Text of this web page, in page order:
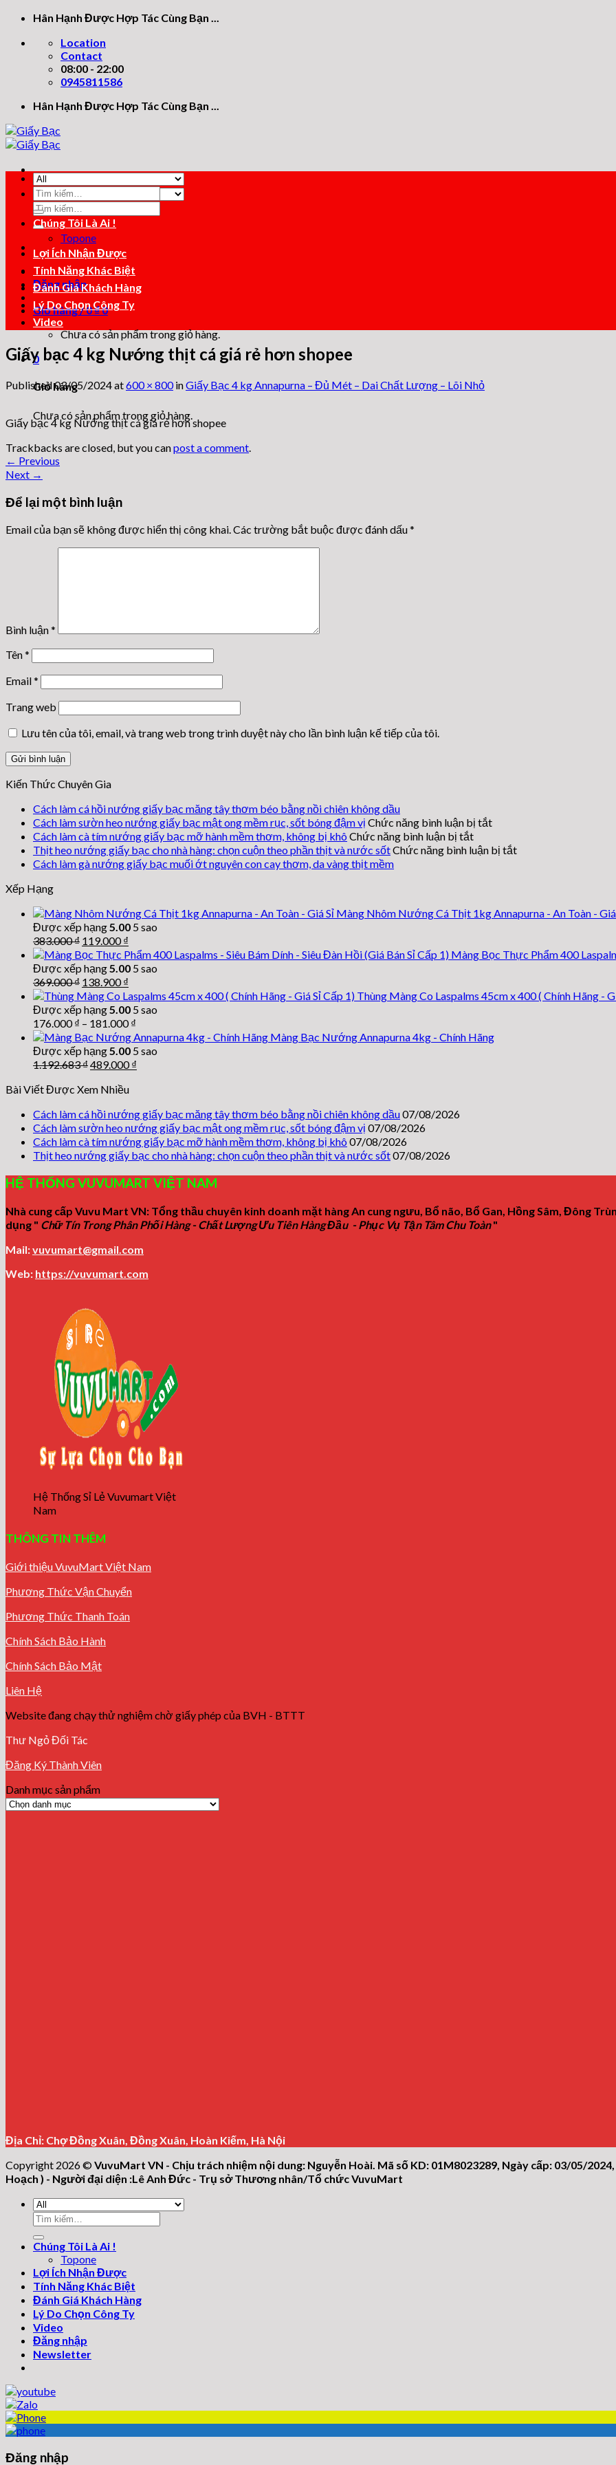
Skip
content
Hân Hạnh Được Hợp Tác Cùng Bạn ...
Location
Contact
08:00 - 22:00
0945811586
Hân Hạnh Được Hợp Tác Cùng Bạn ...
Tìm
kiếm:
Đăng nhập
Giỏ hàng /0₫0
Chưa có sản phẩm trong giỏ hàng.
0
Giỏ hàng
Chưa có sản phẩm trong giỏ hàng.
Tìm
kiếm:
Chúng Tôi Là Ai !
Topone
Lợi Ích Nhận Được
Tính Năng Khác Biệt
Đánh Giá Khách Hàng
Lý Do Chọn Công Ty
Video
Giấy bạc 4 kg Nướng thịt cá giá rẻ hơn shopee
Published03/05/2024at600 × 800inGiấy Bạc 4 kg Annapurna – Đủ Mét – Dai Chất Lượng – Lõi Nhỏ
Giấy bạc 4 kg Nướng thịt cá giá rẻ hơn shopee
Trackbacks are closed, but you canpost a comment.
← Previous
Next →
Để lại một bình luận
Email của bạn sẽ không được hiển thị công khai.Các trường bắt buộc được đánh dấu*
Bình luận*
Tên*
Email*
Trang web
Lưu tên của tôi, email, và trang web trong trình duyệt này cho lần bình luận kế tiếp của tôi.
Kiến Thức Chuyên Gia
Cách làm cá hồi nướng giấy bạc măng tây thơm béo bằng nồi chiên không dầu
Cách làm sườn heo nướng giấy bạc mật ong mềm rục, sốt bóng đậm vị Chức năng bình luận bị tắtở
làm
bạc
mềm
bóng
Cách làm cà tím nướng giấy bạc mỡ hành mềm thơm, không bị khô Chức năng bình luận bị tắtở
Cách
giấy
hành
không
Thịt heo nướng giấy bạc cho nhà hàng: chọn cuộn theo phần thịt và nước sốtChức năng bình luận bị tắtở
bạc
hàng:
theo
Cách làm gà nướng giấy bạc muối ớt nguyên con cay thơm, da vàng thịt mềm
Xếp Hạng
Màng Nhôm Nướng Cá Thịt 1kg Annapurna - An Toàn -
Được xếp hạng5.00 5 sao
383.000₫ Giá
gốc
là:
383.000 ₫.
119.000₫
hiện
tại
119.000 ₫.
Màng Bọc Thực Phẩm 400
Được xếp hạng5.00 5 sao
369.000₫ Giá
gốc
là:
369.000 ₫.
138.900₫
hiện
tại
là:
138.900 ₫.
Thùng Màng Co Laspalms 45cm x 400 ( Chính Hãng -
Được xếp hạng5.00 5 sao
176.000₫ – 181.000₫
Màng Bạc Nướng Annapurna 4kg - Chính Hãng
Được xếp hạng5.00 5 sao
1.192.683₫Giá
là:
489.000₫
489.000 ₫.
Bài Viết Được Xem Nhiều
Cách làm cá hồi nướng giấy bạc măng tây thơm béo bằng nồi chiên không dầu07/08/2026
Cách làm sườn heo nướng giấy bạc mật ong mềm rục, sốt bóng đậm vị 07/08/2026
Cách làm cà tím nướng giấy bạc mỡ hành mềm thơm, không bị khô 07/08/2026
Thịt heo nướng giấy bạc cho nhà hàng: chọn cuộn theo phần thịt và nước sốt07/08/2026
HỆ THỐNG VUVUMART VIỆT NAM
Nhà cung cấp Vuvu Mart VN: Tổng thầu chuyên kinh doanh mặt hàng An cung ngưu, Bổ não, Bổ Gan, Hồng Sâm, Đông
dụng " Chữ Tín Trong Phân Phối Hàng - Chất Lượng Ưu Tiên Hàng Đầu - Phục Vụ Tận Tâm Chu Toàn"
Mail:vuvumart@gmail.com
Web: https://vuvumart.com
Hệ Thống Sỉ Lẻ Vuvumart Việt
Nam
THÔNG TIN THÊM
Giới thiệu VuvuMart Việt Nam
Phương Thức Vận Chuyển
Phương Thức Thanh Toán
Chính Sách Bảo Hành
Chính Sách Bảo Mật
Liên Hệ
Website đang chạy thử nghiệm chờ giấy phép của BVH - BTTT
Thư Ngỏ Đối Tác
Đăng Ký Thành Viên
Danh mục sản phẩm
Địa Chỉ: Chợ Đồng Xuân, Đồng Xuân, Hoàn Kiếm, Hà Nội
Copyright 2026 © VuvuMart VN - Chịu trách nhiệm nội dung: Nguyễn Hoài. Mã số KD: 01M8023289, Ngày cấp: 03/05/
Hoạch ) - Người đại diện :Lê Anh Đức - Trụ sở Thương nhân/Tổ chức VuvuMart
Tìm
kiếm:
Chúng Tôi Là Ai !
Topone
Lợi Ích Nhận Được
Tính Năng Khác Biệt
Đánh Giá Khách Hàng
Lý Do Chọn Công Ty
Video
Đăng nhập
Newsletter
Đăng nhập